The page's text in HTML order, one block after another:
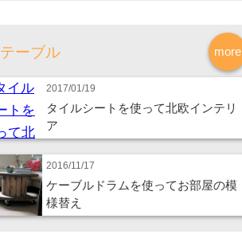
more
テーブル
2017/01/19
タイルシートを使って北欧インテリ
ア
2016/11/17
ケーブルドラムを使ってお部屋の模
様替え